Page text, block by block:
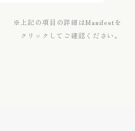
※上記の項目の詳細はManifestを
クリックしてご確認ください。